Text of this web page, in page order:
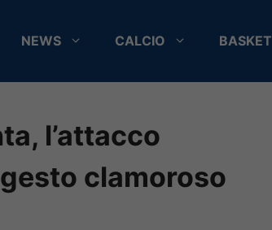
NEWS CALCIO BASKET
l’attacco
clamoroso